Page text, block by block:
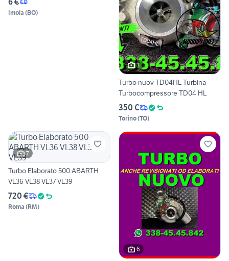
Imola (BO)
3
Turbo nuov TD04HL Turbina
Turbocompressore TD04 HL
350 €
Torino(TO)
7
Turbo Elaborato 500 ABARTH
VL36 VL38 VL37 VL39
720 €
Roma (RM)
6